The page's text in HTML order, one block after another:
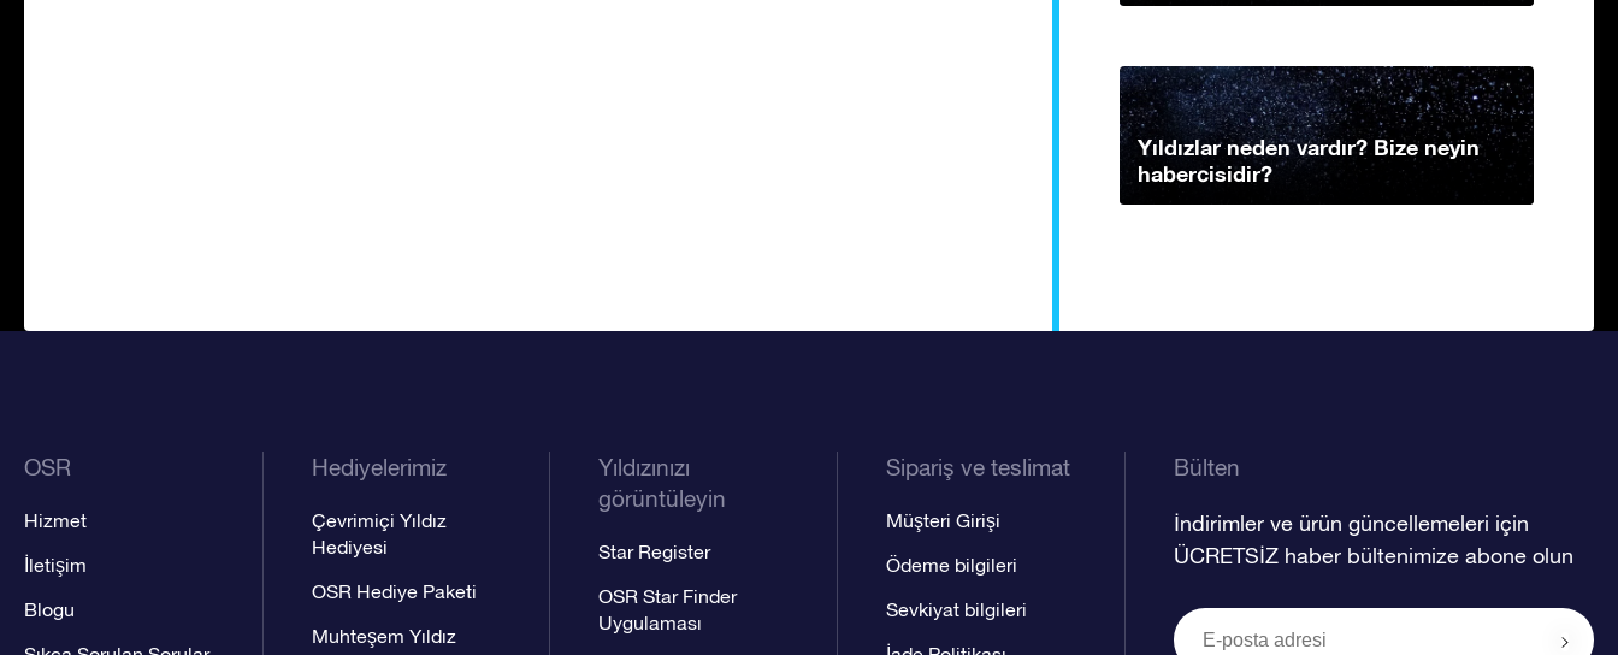
Yıldızlar neden vardır? Bize neyin
habercisidir?
OSR
Hizmet
İletişim
Blogu
Hediyelerimiz
Çevrimiçi Yıldız
Hediyesi
OSR Hediye Paketi
Muhteşem Yıldız
Yıldızınızı
görüntüleyin
Star Register
OSR Star Finder
Uygulaması
Sipariş ve teslimat
Müşteri Girişi
Ödeme bilgileri
Sevkiyat bilgileri
Bülten
İndirimler ve ürün güncellemeleri için
ÜCRETSİZ haber bültenimize abone olun